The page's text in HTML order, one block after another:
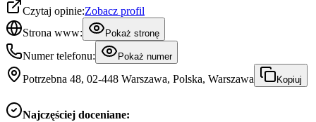
Czytaj opinie:Zobacz profil
Strona www:
Pokaż stronę
Numer telefonu: Pokaż numer
Potrzebna 48, 02-448 Warszawa, Polska, Warszawa Kopiuj
Najczęściej doceniane: